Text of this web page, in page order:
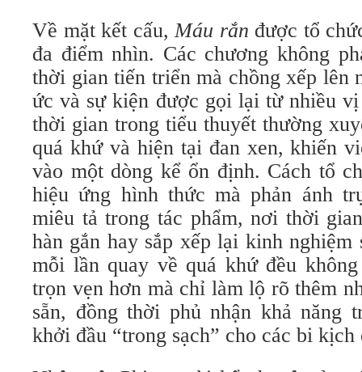
Về mặt kết cấu,Máu rắn được tổ
đa điểm nhìn. Các chương không
thời gian tiến triển mà chồng xếp lên
ức và sự kiện được gọi lại từ nhiều
thời gian trong tiểu thuyết thường
quá khứ và hiện tại đan xen, khiến
vào một dòng kể ổn định. Cách tổ
hiệu ứng hình thức mà phản ánh
miêu tả trong tác phẩm, nơi thời
hàn gắn hay sắp xếp lại kinh
mỗi lần quay về quá khứ đều
trọn vẹn hơn mà chỉ làm lộ rõ thêm
sẵn, đồng thời phủ nhận khả năng
khởi đầu “trong sạch” cho các bi